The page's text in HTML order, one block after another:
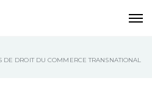
DROIT DU COMMERCE TRANSNATIONAL